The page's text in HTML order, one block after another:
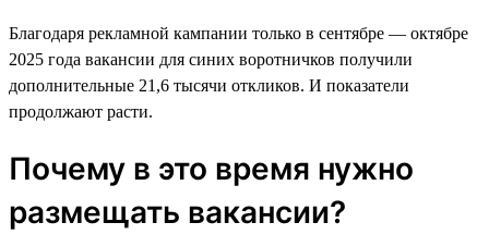
Благодаря рекламной кампании только в сентябре — октябре
2025 года вакансии для синих воротничков получили
дополнительные 21,6 тысячи откликов. И показатели
продолжают расти.
Почему в это время нужно
размещать вакансии?